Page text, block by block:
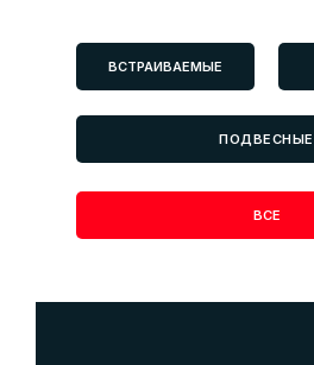
ВСЕ
ВСТРАИВАЕМЫЕ
ПОДВЕСНЫЕ